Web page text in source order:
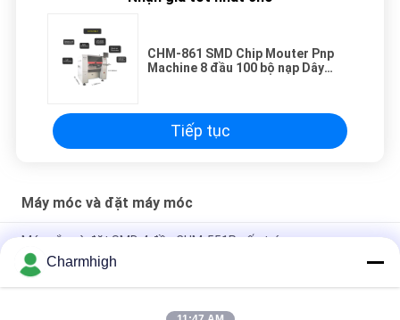
CHM-861 SMD Chip Mouter Pnp
Machine 8 đầu 100 bộ nạp Dây
Tiếp tục
Máy móc và đặt máy móc
Máy gắp và đặt SMD 4 đầu CHM-551P cấu trúc gang
Thiết kế hẹp Mô-đun TC06 độ chính xác cao Máy gắp và đặt
SMT 6 đầu Hỗ trợ 01005
Charmhigh